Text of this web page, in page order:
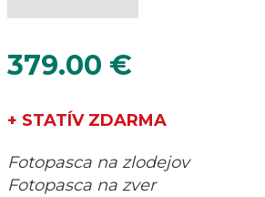
379.00 €
+ STATÍV ZDARMA
Fotopasca na zlodejov
Fotopasca na zver